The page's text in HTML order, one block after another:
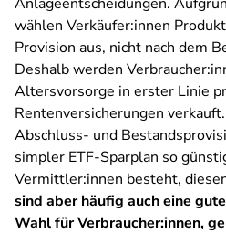
wählen Verkäufer:innen
Provision aus, nicht nach dem
Deshalb werden
Altersvorsorge in erster Linie
Rentenversicherungen
Abschluss- und
simpler ETF-Sparplan so
Vermittler:innen besteht,
sind aber häufig auch eine
Wahl für Verbraucher:innen,